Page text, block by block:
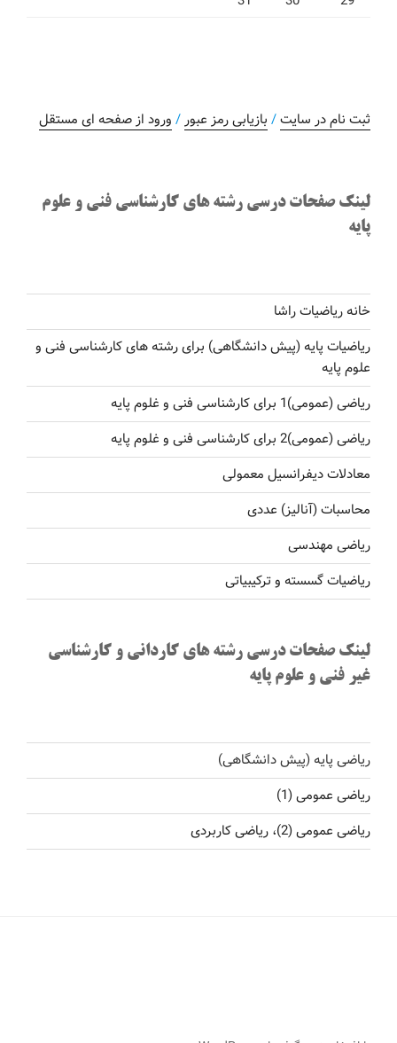
ثبت نام در سایت/ بازیابی رمز عبور/ ورود از صفحه ای مستقل
لینک صفحات درسی رشته های کارشناسی فنی و علوم
پایه
خانه ریاضیات راشا
ریاضیات پایه (پیش دانشگاهی) برای رشته های کارشناسی فنی و
علوم پایه
ریاضی (عمومی)1 برای کارشناسی فنی و غلوم پایه
ریاضی (عمومی)2 برای کارشناسی فنی و غلوم پایه
معادلات دیفرانسیل معمولی
محاسبات (آنالیز) عددی
ریاضی مهندسی
ریاضیات گسسته و ترکیبیاتی
لینک صفحات درسی رشته های کاردانی و کارشناسی
غیر فنی و علوم پایه
ریاضی پایه (پیش دانشگاهی)
ریاضی عمومی (1)
ریاضی عمومی (2)، ریاضی کاربردی